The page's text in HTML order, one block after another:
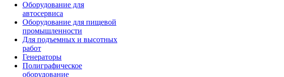
Оборудование для
автосервиса
Оборудование для пищевой
промышленности
Для подъемных и высотных
работ
Генераторы
Полиграфическое
оборудование